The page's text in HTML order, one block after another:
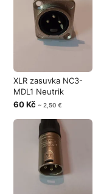
XLR zasuvka NC3-
MDL1 Neutrik
60 Kč ~ 2,50 €